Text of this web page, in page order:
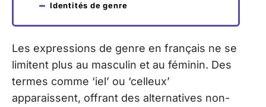
Identités de genre
Les expressions de genre en français ne se
limitent plus au masculin et au féminin. Des
termes comme ‘iel’ ou ‘celleux’
apparaissent, offrant des alternatives non-